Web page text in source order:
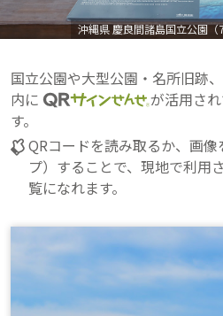
沖縄県 慶良間諸島国立公園（
国立公園や大型公園・名所旧跡
内に
が活用さ
す。
QRコードを読み取るか、画
プ）することで、現地で利用
覧になれます。